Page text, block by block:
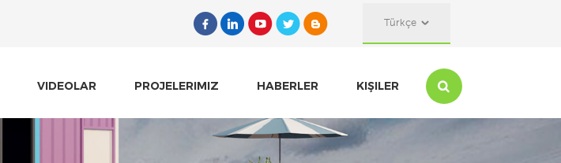
Türkçe
VIDEOLAR PROJELERIMIZ HABERLER KIŞILER